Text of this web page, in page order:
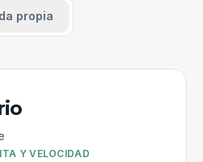
propia
Y VELOCIDAD